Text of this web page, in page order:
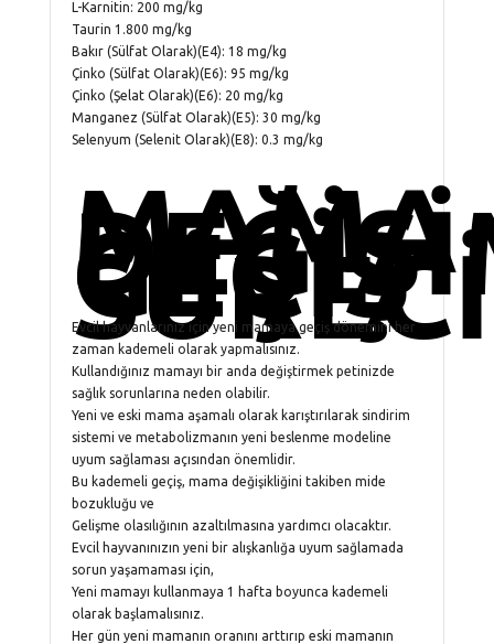
L-Karnitin: 200 mg/kg
Taurin 1.800 mg/kg
Bakır (Sülfat Olarak)(E4): 18 mg/kg
Çinko (Sülfat Olarak)(E6): 95 mg/kg
Çinko (Şelat Olarak)(E6): 20 mg/kg
Manganez (Sülfat Olarak)(E5): 30 mg/kg
Selenyum (Selenit Olarak)(E8): 0.3 mg/kg
MAMA
GEÇİŞ
Evcil hayvanlarınız için yeni mamaya geçiş dönemini her
zaman kademeli olarak yapmalısınız.
Kullandığınız mamayı bir anda değiştirmek petinizde
sağlık sorunlarına neden olabilir.
Yeni ve eski mama aşamalı olarak karıştırılarak sindirim
sistemi ve metabolizmanın yeni beslenme modeline
uyum sağlaması açısından önemlidir.
Bu kademeli geçiş, mama değişikliğini takiben mide
bozukluğu ve
Gelişme olasılığının azaltılmasına yardımcı olacaktır.
Evcil hayvanınızın yeni bir alışkanlığa uyum sağlamada
sorun yaşamaması için,
Yeni mamayı kullanmaya 1 hafta boyunca kademeli
olarak başlamalısınız.
Her gün yeni mamanın oranını arttırıp eski mamanın